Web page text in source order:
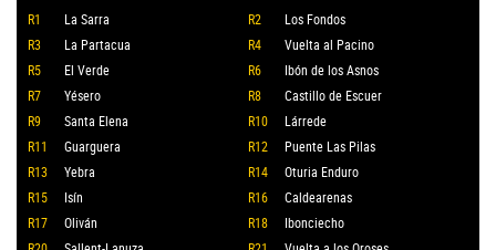
R1 La Sarra R2
Los Fondos
R3
La Partacua R4
Vuelta al Pacino
R5
El Verde R6
Ibón de los Asnos
R7
Yésero R8
Castillo de Escuer
R9
Santa Elena R10
Lárrede
R11
Guarguera R12
Puente Las Pilas
R13
Yebra R14
Oturia Enduro
R15
Isín R16
Caldearenas
R17
Oliván R18
Ibonciecho